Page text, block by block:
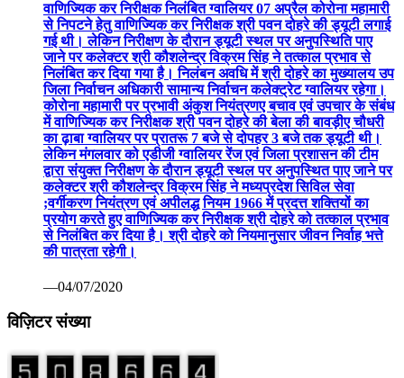
वाणिज्यिक कर निरीक्षक निलंबित ग्वालियर 07 अप्रैल कोरोना महामारी
से निपटने हेतु वाणिज्यिक कर निरीक्षक श्री पवन दोहरे की ड्यूटी लगाई
गई थी। लेकिन निरीक्षण के दौरान ड्यूटी स्थल पर अनुपस्थिति पाए
जाने पर कलेक्टर श्री कौशलेन्द्र विक्रम सिंह ने तत्काल प्रभाव से
निलंबित कर दिया गया है। निलंबन अवधि में श्री दोहरे का मुख्यालय उप
जिला निर्वाचन अधिकारी सामान्य निर्वाचन कलेक्ट्रेट ग्वालियर रहेगा।
कोरोना महामारी पर प्रभावी अंकुश नियंत्रणए बचाव एवं उपचार के संबंध
में वाणिज्यिक कर निरीक्षक श्री पवन दोहरे की बेला की बावड़ीए चौधरी
का ढ़ाबा ग्वालियर पर प्रातरू 7 बजे से दोपहर 3 बजे तक ड्यूटी थी।
लेकिन मंगलवार को एडीजी ग्वालियर रेंज एवं जिला प्रशासन की टीम
द्वारा संयुक्त निरीक्षण के दौरान ड्यूटी स्थल पर अनुपस्थित पाए जाने पर
कलेक्टर श्री कौशलेन्द्र विक्रम सिंह ने मध्यप्रदेश सिविल सेवा
;वर्गीकरण नियंत्रण एवं अपीलद्ध नियम 1966 में प्रदत्त शक्तियों का
प्रयोग करते हुए वाणिज्यिक कर निरीक्षक श्री दोहरे को तत्काल प्रभाव
से निलंबित कर दिया है। श्री दोहरे को नियमानुसार जीवन निर्वाह भत्ते
की पात्रता रहेगी।
—04/07/2020
विज़िटर संख्या